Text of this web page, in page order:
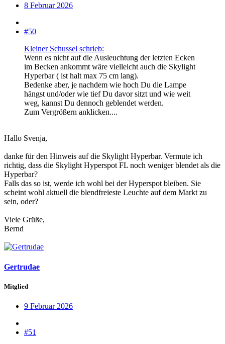
8 Februar 2026
#50
Kleiner Schussel schrieb:
Wenn es nicht auf die Ausleuchtung der letzten Ecken
im Becken ankommt wäre vielleicht auch die Skylight
Hyperbar ( ist halt max 75 cm lang).
Bedenke aber, je nachdem wie hoch Du die Lampe
hängst und/oder wie tief Du davor sitzt und wie weit
weg, kannst Du dennoch geblendet werden.
Zum Vergrößern anklicken....
Hallo Svenja,
danke für den Hinweis auf die Skylight Hyperbar. Vermute ich
richtig, dass die Skylight Hyperspot FL noch weniger blendet als die
Hyperbar?
Falls das so ist, werde ich wohl bei der Hyperspot bleiben. Sie
scheint wohl aktuell die blendfreieste Leuchte auf dem Markt zu
sein, oder?
Viele Grüße,
Bernd
Gertrudae
Mitglied
9 Februar 2026
#51